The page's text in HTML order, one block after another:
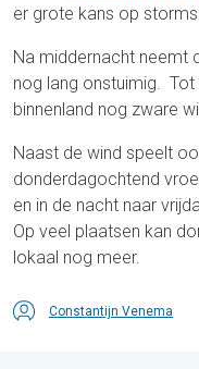
er grote kans op
Na middernacht neemt
nog lang onstuimig.
binnenland nog zware
Naast de wind speelt
donderdagochtend
en in de nacht naar
Op veel plaatsen kan
lokaal nog meer.
Constantijn Venema